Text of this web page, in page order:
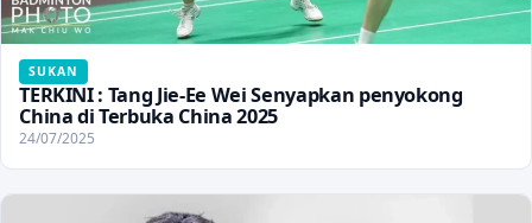
SUKAN
TERKINI : Tang Jie-Ee Wei Senyapkan penyokong
China di Terbuka China 2025
24/07/2025